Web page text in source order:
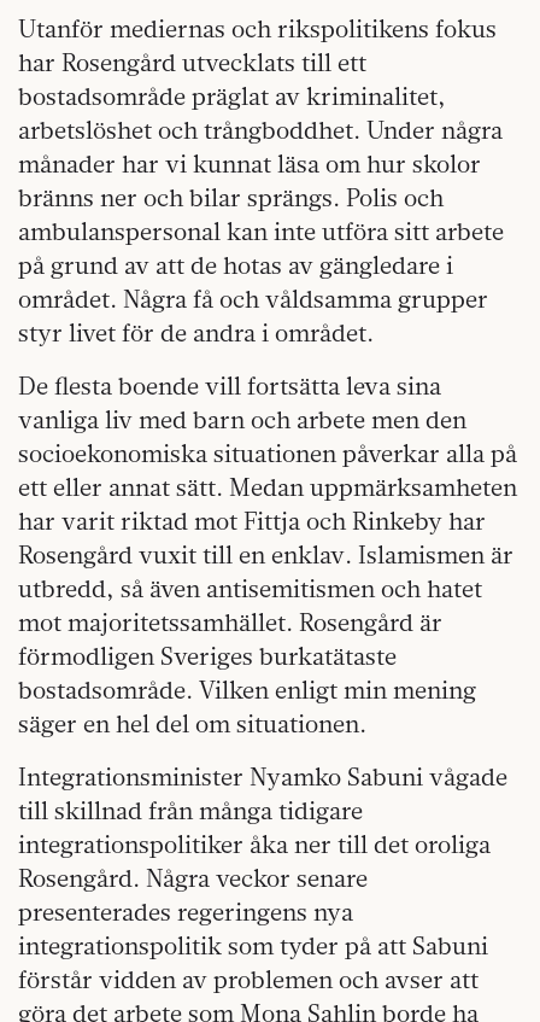
Utanför mediernas och rikspolitikens fokus
har Rosengård utvecklats till ett
bostadsområde präglat av kriminalitet,
arbetslöshet och trångboddhet. Under några
månader har vi kunnat läsa om hur skolor
bränns ner och bilar sprängs. Polis och
ambulanspersonal kan inte utföra sitt arbete
på grund av att de hotas av gängledare i
området. Några få och våldsamma grupper
styr livet för de andra i området.
De flesta boende vill fortsätta leva sina
vanliga liv med barn och arbete men den
socioekonomiska situationen påverkar alla på
ett eller annat sätt. Medan uppmärksamheten
har varit riktad mot Fittja och Rinkeby har
Rosengård vuxit till en enklav. Islamismen är
utbredd, så även antisemitismen och hatet
mot majoritetssamhället. Rosengård är
förmodligen Sveriges burkatätaste
bostadsområde. Vilken enligt min mening
säger en hel del om situationen.
Integrationsminister Nyamko Sabuni vågade
till skillnad från många tidigare
integrationspolitiker åka ner till det oroliga
Rosengård. Några veckor senare
presenterades regeringens nya
integrationspolitik som tyder på att Sabuni
förstår vidden av problemen och avser att
göra det arbete som Mona Sahlin borde ha